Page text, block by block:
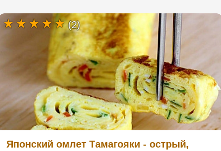
Японский омлет Тамагояки - острый,
(2)